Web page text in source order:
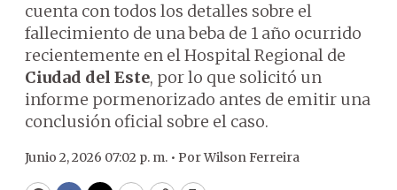
cuenta con todos los detalles sobre el
fallecimiento de una beba de 1 año ocurrido
recientemente en el Hospital Regional de
Ciudad del Este, por lo que solicitó un
informe pormenorizado antes de emitir una
conclusión oficial sobre el caso.
Junio 2, 2026 07:02 p. m. • PorWilson Ferreira